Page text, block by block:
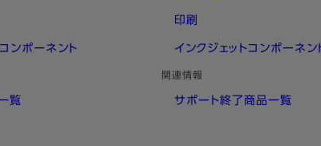
ンポーネント
覧
印刷
インクジェットコンポーネン
関連情報
サポート終了商品一覧